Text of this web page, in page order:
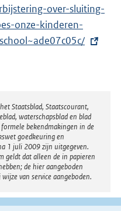
over-sluiting-
onze-kinderen-
Staatsblad, Staatscourant,
waterschapsblad en blad
bekendmakingen in de
goedkeuring en
1 juli 2009 zijn uitgegeven.
geldt dat alleen de in papieren
de hier aangeboden
van service aangeboden.